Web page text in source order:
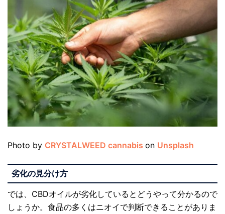
Photo by CRYSTALWEED cannabis on Unsplash
劣化の見分け方
では、CBDオイルが劣化しているとどうやって分かるので
しょうか。食品の多くはニオイで判断できることがありま